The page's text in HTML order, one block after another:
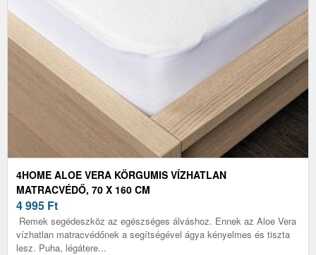
4HOME ALOE VERA KÖRGUMIS VÍZHATLAN
MATRACVÉDŐ, 70 X 160 CM
4 995 Ft
Remek segédeszköz az egészséges álváshoz. Ennek az Aloe Vera
vízhatlan matracvédőnek a segítségével ágya kényelmes és tiszta
lesz. Puha, légátere...